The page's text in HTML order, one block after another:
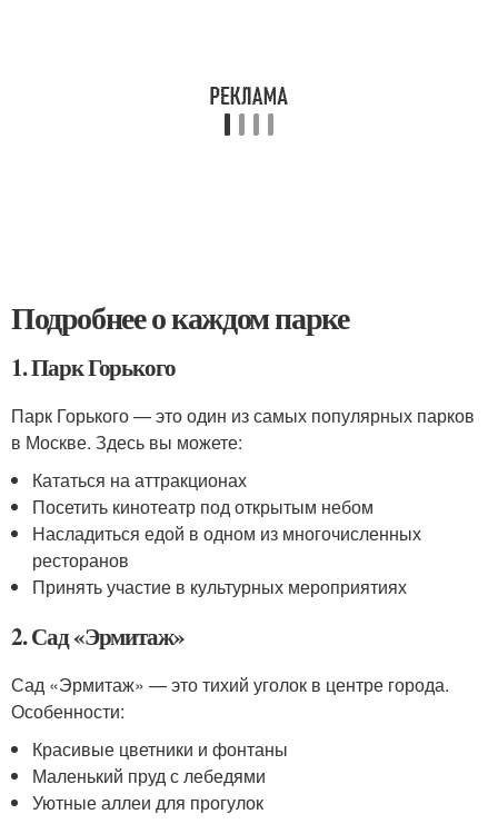
Подробнее о каждом парке
1. Парк Горького
Парк Горького — это один из самых популярных парков
в Москве. Здесь вы можете:
Кататься на аттракционах
Посетить кинотеатр под открытым небом
Насладиться едой в одном из многочисленных
ресторанов
Принять участие в культурных мероприятиях
2. Сад «Эрмитаж»
Сад «Эрмитаж» — это тихий уголок в центре города.
Особенности:
Красивые цветники и фонтаны
Маленький пруд с лебедями
Уютные аллеи для прогулок